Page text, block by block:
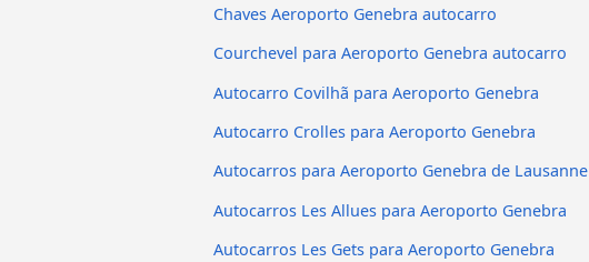
Chaves Aeroporto Genebra autocarro
Courchevel para Aeroporto Genebra autocarro
Autocarro Covilhã para Aeroporto Genebra
Autocarro Crolles para Aeroporto Genebra
Autocarros para Aeroporto Genebra de Lausanne
Autocarros Les Allues para Aeroporto Genebra
Autocarros Les Gets para Aeroporto Genebra